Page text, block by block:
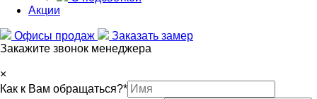
Акции
Офисы продаж
Заказать замер
Закажите звонок менеджера
×
Как к Вам обращаться?*